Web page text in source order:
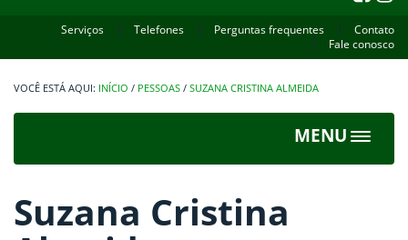
Serviços Telefones Perguntas frequentes
Contato
Fale conosco
INÍCIO / PESSOAS / SUZANA CRISTINA ALMEIDA
MENU
Toggle
Suzana Cristina